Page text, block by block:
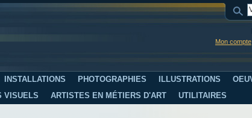
Mon compte
INSTALLATIONS PHOTOGRAPHIES ILLUSTRATIONS
VISUELS ARTISTES EN MÉTIERS D'ART UTILITAIRES